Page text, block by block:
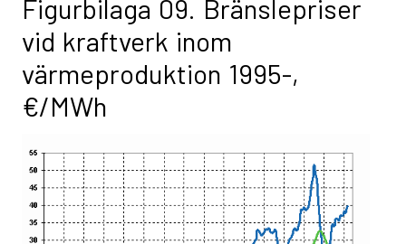
Figurbilaga 09. Bränslepriser
vid kraftverk inom
värmeproduktion 1995-,
€/MWh